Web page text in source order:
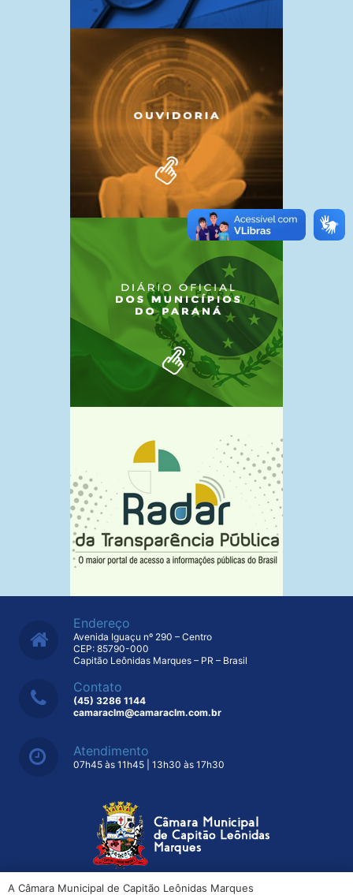
Endereço
Avenida Iguaçu nº 290 – Centro
CEP: 85790-000
Capitão Leônidas Marques – PR – Brasil
Contato
(45) 3286 1144
camaraclm@camaraclm.com.br
Atendimento
07h45 às 11h45 | 13h30 às 17h30
A Câmara Municipal de Capitão Leônidas Marques